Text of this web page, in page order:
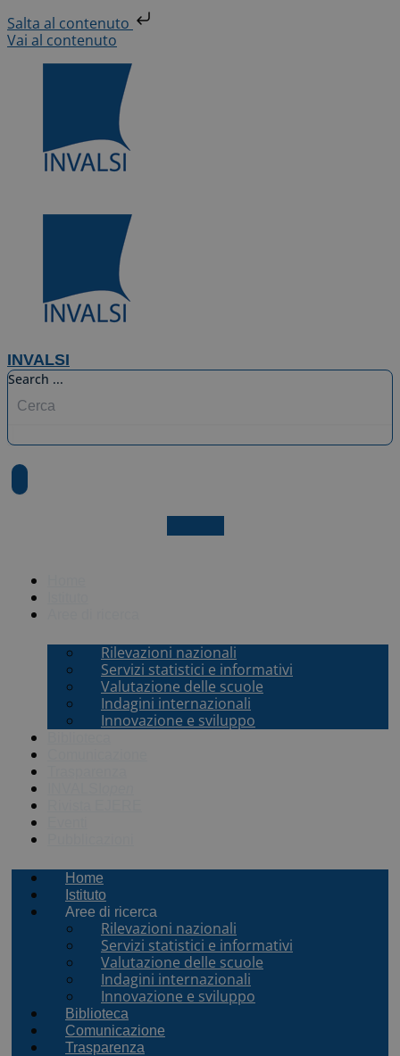
Salta al contenuto
Vai al contenuto
INVALSI
Search ...
Rilevazioni nazionali
Servizi statistici e informativi
Valutazione delle scuole
Indagini internazionali
Innovazione e sviluppo
Home
Istituto
Aree di ricerca
Rilevazioni nazionali
Servizi statistici e informativi
Valutazione delle scuole
Indagini internazionali
Innovazione e sviluppo
Biblioteca
Comunicazione
Trasparenza